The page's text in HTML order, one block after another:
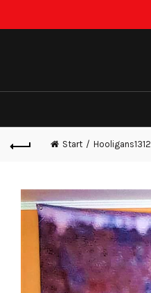
Start Hooligans1312